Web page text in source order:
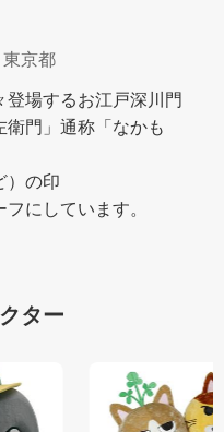
| 東京都
場するお江戸深川門
門」通称「なかも
）の印
にしています。
ター